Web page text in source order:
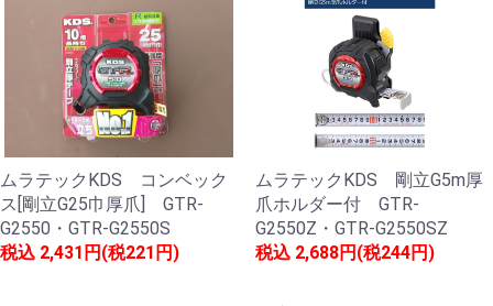
ムラテックKDS コンベック
ス[剛立G25巾厚爪] GTR-
G2550・GTR-G2550S
税込 2,431円(税221円)
ムラテックKDS 剛立G5m厚
爪ホルダー付 GTR-
G2550Z・GTR-G2550SZ
税込 2,688円(税244円)